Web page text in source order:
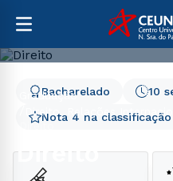
Graduação
Direito, Relações
Direito
Direito
Nota 4 na classificação
10
Bacharelado